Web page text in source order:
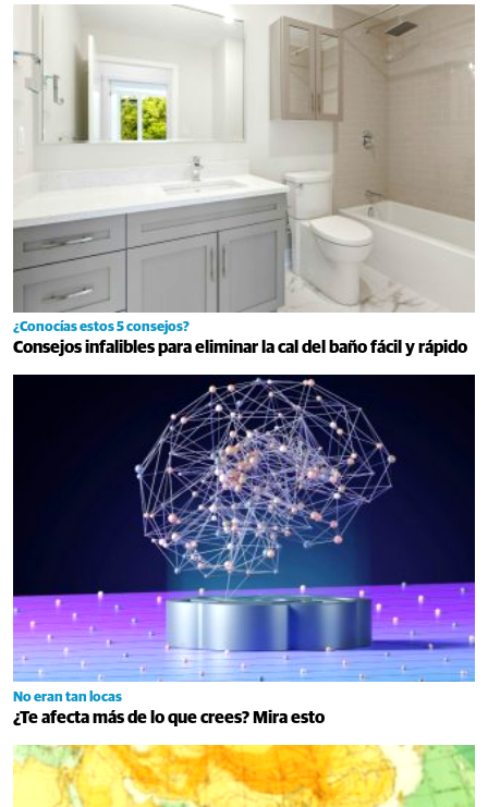
¿Conocías estos 5 consejos?
Consejos infalibles para eliminar la cal del baño fácil y rápido
No eran tan locas
¿Te afecta más de lo que crees? Mira esto